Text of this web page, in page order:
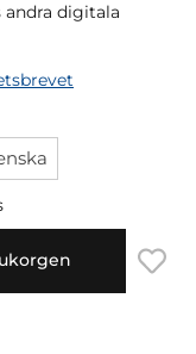
digitala